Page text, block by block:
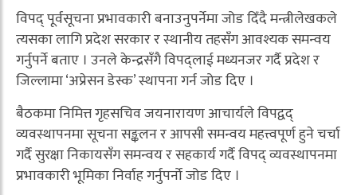
विपद् पूर्वसूचना प्रभावकारी बनाउनुपर्नेमा जोड दिँदै मन्त्रीलेखकले
त्यसका लागि प्रदेश सरकार र स्थानीय तहसँग आवश्यक समन्वय
गर्नुपर्ने बताए । उनले केन्द्रसँगै विपद्लाई मध्यनजर गर्दै प्रदेश र
जिल्लामा ‘अप्रेसन डेस्क’ स्थापना गर्न जोड दिए ।
बैठकमा निमित्त गृहसचिव जयनारायण आचार्यले विपद्वद्
व्यवस्थापनमा सूचना सङ्कलन र आपसी समन्वय महत्त्वपूर्ण हुने चर्चा
गर्दै सुरक्षा निकायसँग समन्वय र सहकार्य गर्दै विपद् व्यवस्थापनमा
प्रभावकारी भूमिका निर्वाह गर्नुपर्नो जोड दिए ।